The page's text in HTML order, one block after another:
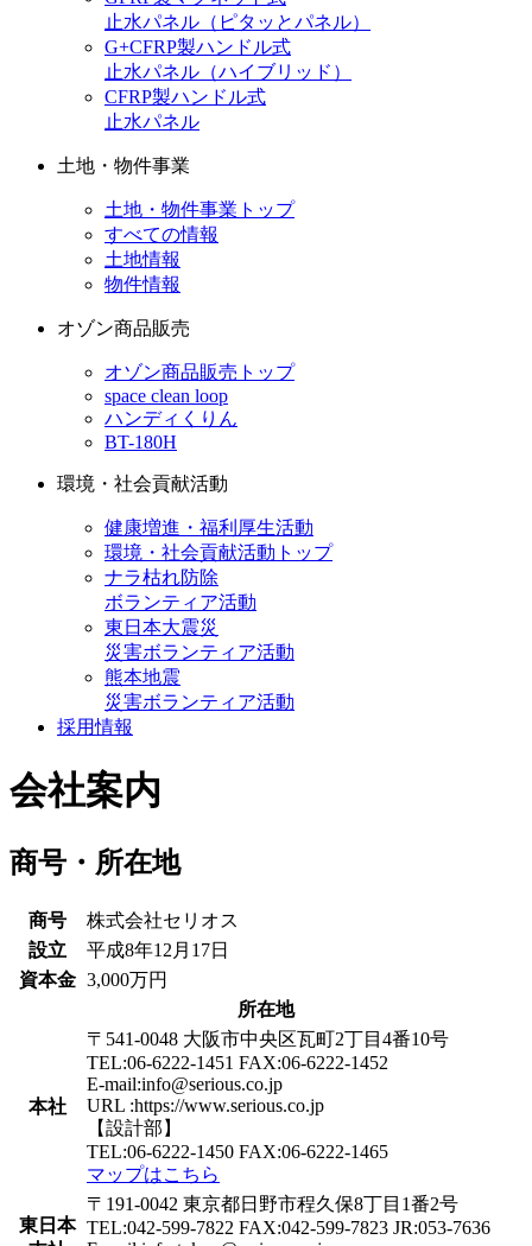
止水パネル（ピタッとパネル）
G+CFRP製ハンドル式
止水パネル（ハイブリッド）
CFRP製ハンドル式
止水パネル
土地・物件事業
土地・物件事業トップ
すべての情報
土地情報
物件情報
オゾン商品販売
オゾン商品販売トップ
space clean loop
ハンディくりん
BT-180H
環境・社会貢献活動
健康増進・福利厚生活動
環境・社会貢献活動トップ
ナラ枯れ防除
ボランティア活動
東日本大震災
災害ボランティア活動
熊本地震
災害ボランティア活動
採用情報
会社案内
商号・所在地
商号
株式会社セリオス
設立
平成8年12月17日
資本金 3,000万円
所在地
本社
〒541-0048 大阪市中央区瓦町2丁目4番10号
TEL:06-6222-1451 FAX:06-6222-1452
E-mail:info@serious.co.jp
URL :https://www.serious.co.jp
【設計部】
TEL:06-6222-1450 FAX:06-6222-1465
マップはこちら
東日本
〒191-0042 東京都日野市程久保8丁目1番2号
TEL:042-599-7822 FAX:042-599-7823 JR:053-7636